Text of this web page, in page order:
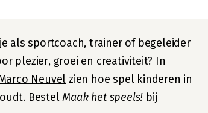
als sportcoach, trainer of begeleider
plezier, groei en creativiteit? In
Neuvel zien hoe spel kinderen in
BestelMaak het speels! bij